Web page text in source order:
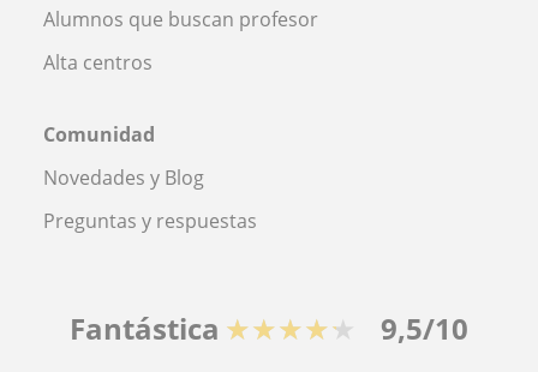
Alumnos que buscan profesor
Alta centros
Comunidad
Novedades y Blog
Preguntas y respuestas
Fantástica ★★★★★ 9,5/10